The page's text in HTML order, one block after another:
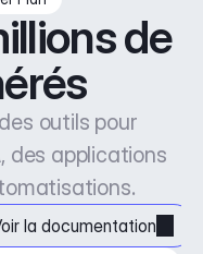
de
outils pour
des applications
la documentation